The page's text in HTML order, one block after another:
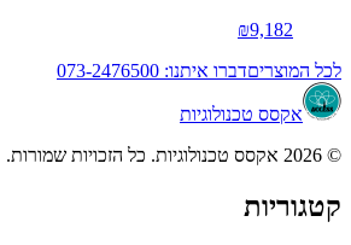
₪9,182
לכל המוצריםדברו איתנו: 073-2476500
אקסס טכנולוגיות
© 2026 אקסס טכנולוגיות. כל הזכויות שמורות.
קטגוריות